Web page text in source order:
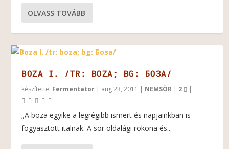
OLVASS TOVÁBB
BOZA I. /TR: BOZA; BG: БОЗА/
készítette: Fermentator | aug 23, 2011 | NEMSÖR | 2 |
„A boza egyike a legrégibb ismert és napjainkban is
fogyasztott italnak. A sör oldalági rokona és...